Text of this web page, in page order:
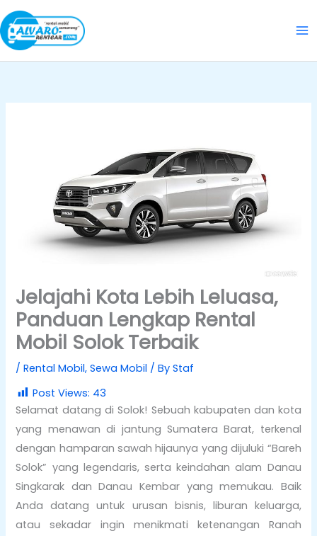
Skip
to
content
Jelajahi Kota Lebih Leluasa,
Panduan Lengkap Rental
Mobil Solok Terbaik
/Rental Mobil,Sewa Mobil / ByStaf
Post Views: 43
Selamat datang di Solok! Sebuah kabupaten dan kota
yang menawan di jantung Sumatera Barat, terkenal
dengan hamparan sawah hijaunya yang dijuluki “Bareh
Solok” yang legendaris, serta keindahan alam Danau
Singkarak dan Danau Kembar yang memukau. Baik
Anda datang untuk urusan bisnis, liburan keluarga,
atau sekadar ingin menikmati ketenangan Ranah